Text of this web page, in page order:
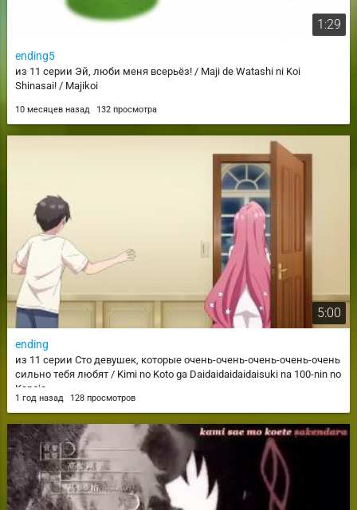
1:29
ending5
из 11 серии Эй, люби меня всерьёз! / Maji de Watashi ni Koi
Shinasai! / Majikoi
10 месяцев назад 132 просмотра
5:00
ending
из 11 серии Сто девушек, которые очень-очень-очень-очень-очень
сильно тебя любят / Kimi no Koto ga Daidaidaidaidaisuki na 100-nin no
Kanojo
1 год назад 128 просмотров